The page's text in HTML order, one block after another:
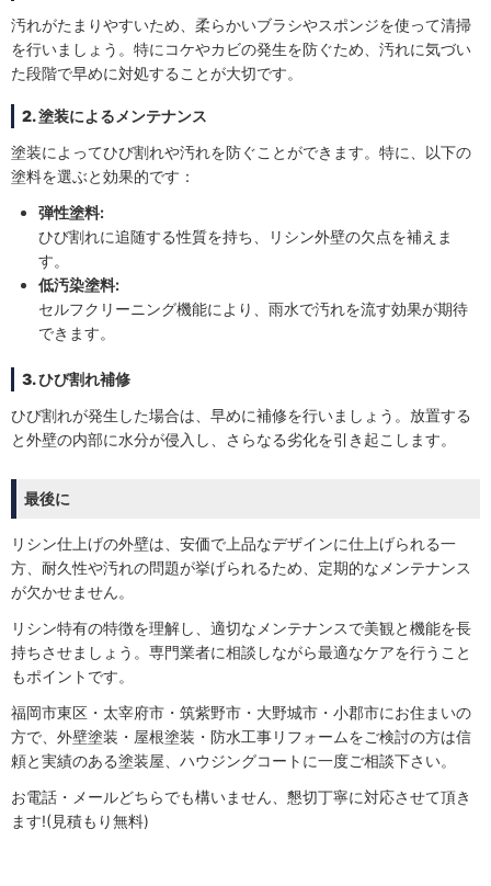
汚れがたまりやすいため、柔らかいブラシやスポンジを使って清掃
を行いましょう。特にコケやカビの発生を防ぐため、汚れに気づい
た段階で早めに対処することが大切です。
2. 塗装によるメンテナンス
塗装によってひび割れや汚れを防ぐことができます。特に、以下の
塗料を選ぶと効果的です：
弾性塗料:
ひび割れに追随する性質を持ち、リシン外壁の欠点を補えま
す。
低汚染塗料:
セルフクリーニング機能により、雨水で汚れを流す効果が期待
できます。
3. ひび割れ補修
ひび割れが発生した場合は、早めに補修を行いましょう。放置する
と外壁の内部に水分が侵入し、さらなる劣化を引き起こします。
最後に
リシン仕上げの外壁は、安価で上品なデザインに仕上げられる一
方、耐久性や汚れの問題が挙げられるため、定期的なメンテナンス
が欠かせません。
リシン特有の特徴を理解し、適切なメンテナンスで美観と機能を長
持ちさせましょう。専門業者に相談しながら最適なケアを行うこと
もポイントです。
福岡市東区・太宰府市・筑紫野市・大野城市・小郡市にお住まいの
方で、外壁塗装・屋根塗装・防水工事リフォームをご検討の方は信
頼と実績のある塗装屋、ハウジングコートに一度ご相談下さい。
お電話・メールどちらでも構いません、懇切丁寧に対応させて頂き
ます!(見積もり無料)